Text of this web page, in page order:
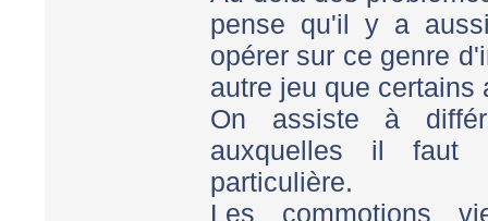
pense qu'il y a
opérer sur ce genre
autre jeu que certains
On assiste à
auxquelles il faut
particulière.
Les commotions